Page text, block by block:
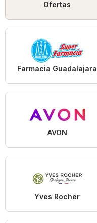
Ofertas
Farmacia Guadalajara
AVON
Yves Rocher